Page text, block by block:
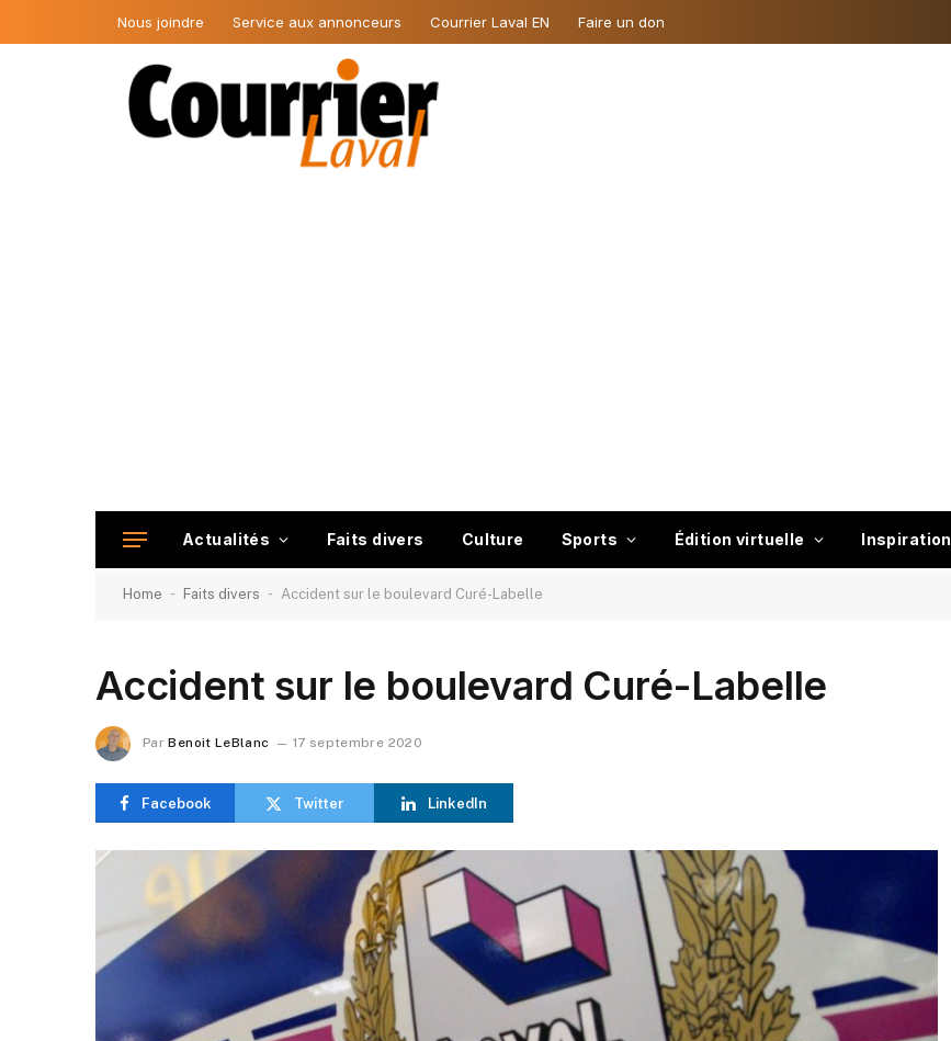
Nous joindre Service aux annonceurs Courrier Laval EN Faire un don
Actualités Faits divers Culture Sports Édition virtuelle Inspiration
Home - Faits divers - Accident sur le boulevard Curé-Labelle
Accident sur le boulevard Curé-Labelle
Par Benoit LeBlanc 17 septembre 2020
Facebook Twitter LinkedIn